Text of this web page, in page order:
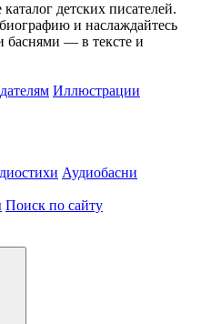
детских писателей.
и наслаждайтесь
баснями — в тексте и
Иллюстрации
Аудиобасни
Поиск по сайту